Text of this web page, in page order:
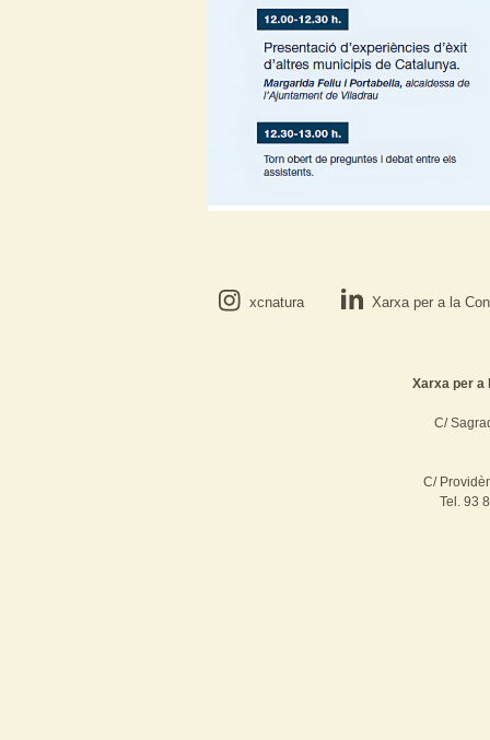
xcnatura Xarxa per a la
Xarxa per a
C/
C/
Tel. 93